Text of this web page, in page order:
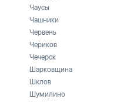
Чаусы
Чашники
Червень
Чериков
Чечерск
Шарковщина
Шклов
Шумилино